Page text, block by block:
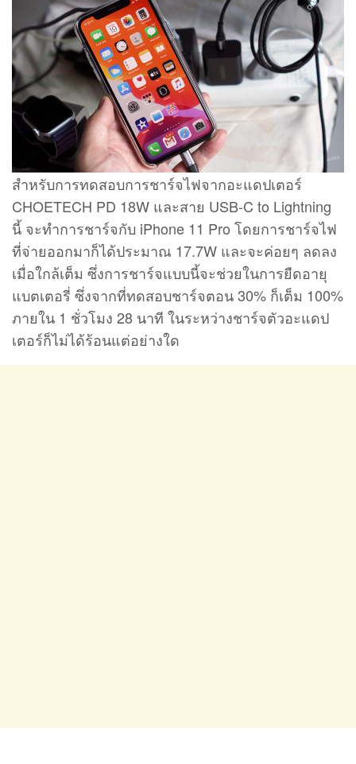
สำหรับการทดสอบการชาร์จไฟจากอะแดปเตอร์
CHOETECH PD 18W และสาย USB-C to Lightning
นี้ จะทำการชาร์จกับ iPhone 11 Pro โดยการชาร์จไฟ
ที่จ่ายออกมาก็ได้ประมาณ 17.7W และจะค่อยๆ ลดลง
เมื่อใกล้เต็ม ซึ่งการชาร์จแบบนี้จะช่วยในการยืดอายุ
แบตเตอรี่ ซึ่งจากที่ทดสอบชาร์จตอน 30% ก็เต็ม 100%
ภายใน 1 ชั่วโมง 28 นาที ในระหว่างชาร์จตัวอะแดป
เตอร์ก็ไม่ได้ร้อนแต่อย่างใด